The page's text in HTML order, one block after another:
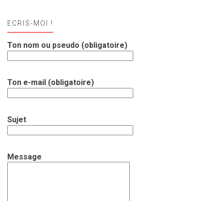
ECRIS-MOI !
Ton nom ou pseudo (obligatoire)
Ton e-mail (obligatoire)
Sujet
Message